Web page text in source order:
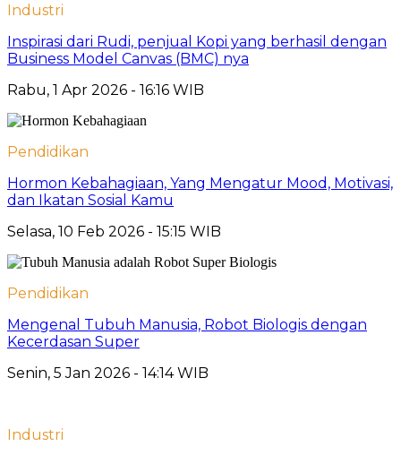
Industri
Inspirasi dari Rudi, penjual Kopi yang berhasil dengan
Business Model Canvas (BMC) nya
Rabu, 1 Apr 2026 - 16:16 WIB
Pendidikan
Hormon Kebahagiaan, Yang Mengatur Mood, Motivasi,
dan Ikatan Sosial Kamu
Selasa, 10 Feb 2026 - 15:15 WIB
Pendidikan
Mengenal Tubuh Manusia, Robot Biologis dengan
Kecerdasan Super
Senin, 5 Jan 2026 - 14:14 WIB
Industri